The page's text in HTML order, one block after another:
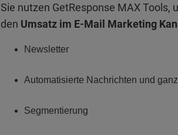
Sie nutzen GetResponse MAX
den Umsatz im E-Mail Marketing
Newsletter
Automatisierte Nachrichten und
Segmentierung